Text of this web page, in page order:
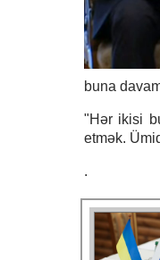
buna
"Hər ikisi
etmək.
.